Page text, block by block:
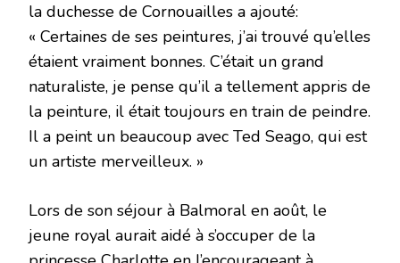
la duchesse de Cornouailles a ajouté:
« Certaines de ses peintures, j’ai trouvé qu’elles
étaient vraiment bonnes. C’était un grand
naturaliste, je pense qu’il a tellement appris de
la peinture, il était toujours en train de peindre.
Il a peint un beaucoup avec Ted Seago, qui est
un artiste merveilleux. »
Lors de son séjour à Balmoral en août, le
jeune royal aurait aidé à s’occuper de la